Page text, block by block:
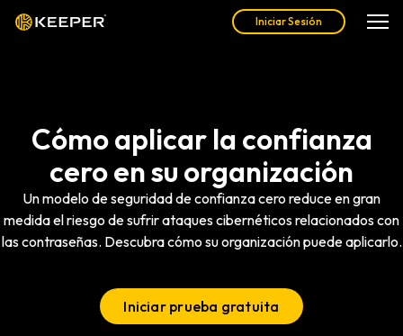
Iniciar Sesión
Cómo aplicar la confianza
cero en su organización
Un modelo de seguridad de confianza cero reduce en gran
medida el riesgo de sufrir ataques cibernéticos relacionados con
las contraseñas. Descubra cómo su organización puede aplicarlo.
Iniciar prueba gratuita